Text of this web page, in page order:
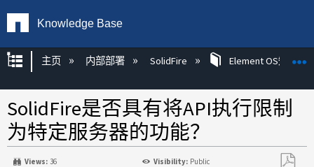
Knowledge Base
扩展/隐缩全局层次
主页 内部部署 SolidFire Element OS知识库
SolidFire是否具有将API执行限制
为特定服务器的功能？
Views: 36 Visibility: Public